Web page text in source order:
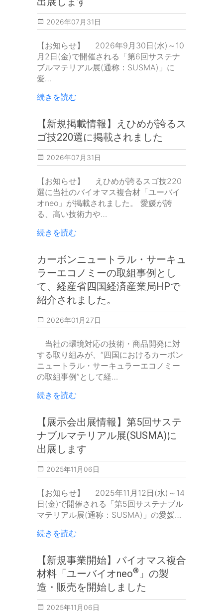
2026年07月31日
【お知らせ】 2026年9月30日(水)～10
月2日(金)で開催される「第6回サステナ
ブルマテリアル展(通称：SUSMA)」に
愛…
続きを読む
【新規掲載情報】えひめが誇るス
ゴ技220選に掲載されました
2026年07月31日
【お知らせ】 えひめが誇るスゴ技220
選に当社のバイオマス複合材「ユーバイ
オneo」が掲載されました。 愛媛が誇
る、高い技術力や…
続きを読む
カーボンニュートラル・サーキュ
ラーエコノミーの取組事例とし
て、経産省四国経済産業局HPで
紹介されました。
2026年01月27日
当社の環境対応の技術・商品開発に対
する取り組みが、“四国におけるカーボン
ニュートラル・サーキュラーエコノミー
の取組事例”として経…
続きを読む
【展示会出展情報】第5回サステ
ナブルマテリアル展(SUSMA)に
出展します
2025年11月06日
【お知らせ】 2025年11月12日(水)～14
日(金)で開催される「第5回サステナブル
マテリアル展(通称：SUSMA)」の愛媛…
続きを読む
【新規事業開始】バイオマス複合
材料「ユーバイオneo® 」の製
造・販売を開始しました
2025年11月06日